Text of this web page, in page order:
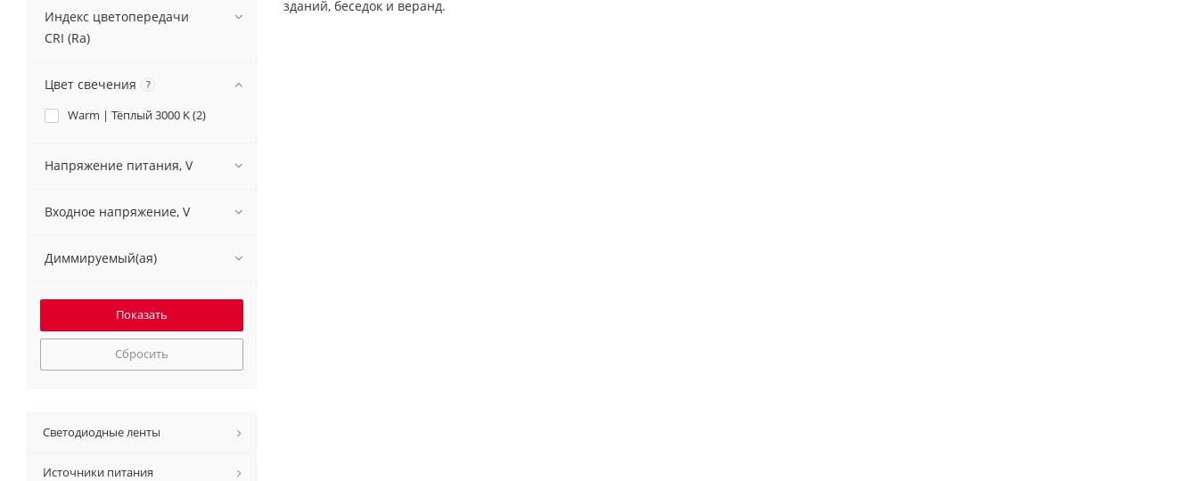
зданий, беседок и веранд.
Индекс цветопередачи
CRI (Ra)
Цвет свечения ?
Warm | Тёплый 3000 K (2)
Напряжение питания, V
Входное напряжение, V
Диммируемый(ая)
Сбросить
Светодиодные ленты
Источники питания